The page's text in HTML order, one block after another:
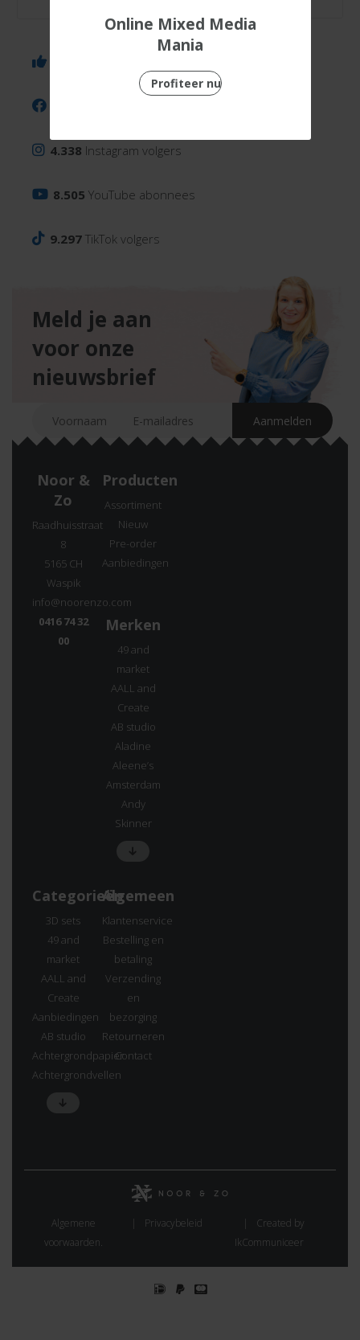
4.338 Instagram volgers
8.505 YouTube abonnees
9.297 TikTok volgers
Meld je aan
voor onze
nieuwsbrief
Noor &
Zo
Raadhuisstraat
8
5165 CH
Waspik
info@noorenzo.com
0416 74 32
00
Producten
Assortiment
Nieuw
Pre-order
Aanbiedingen
Merken
49 and
market
AALL and
Create
AB studio
Aladine
Aleene’s
Amsterdam
Andy
Skinner
Categorieën
3D sets
49 and
market
AALL and
Create
Aanbiedingen
AB studio
Achtergrondpapier
Achtergrondvellen
Algemeen
Klantenservice
Bestelling en
betaling
Verzending
en
bezorging
Retourneren
Contact
Algemene
voorwaarden.
Privacybeleid
Created by
IkCommuniceer
Online Mixed Media
Mania
Profiteer nu